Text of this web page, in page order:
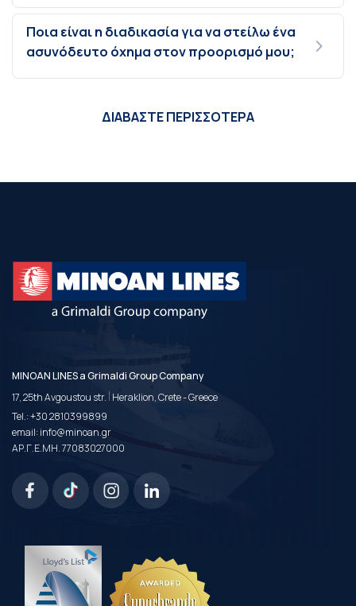
Ποια είναι η διαδικασία για να στείλω ένα
ασυνόδευτο όχημα στον προορισμό μου;
ΔΙΑΒΑΣΤΕ ΠΕΡΙΣΣΟΤΕΡΑ
MINOAN LINES a Grimaldi Group Company
17, 25th Avgoustou str. | Heraklion, Crete - Greece
Tel.:+30 2810399899
email:info@minoan.gr
ΑΡ.Γ.Ε.ΜΗ. 77083027000